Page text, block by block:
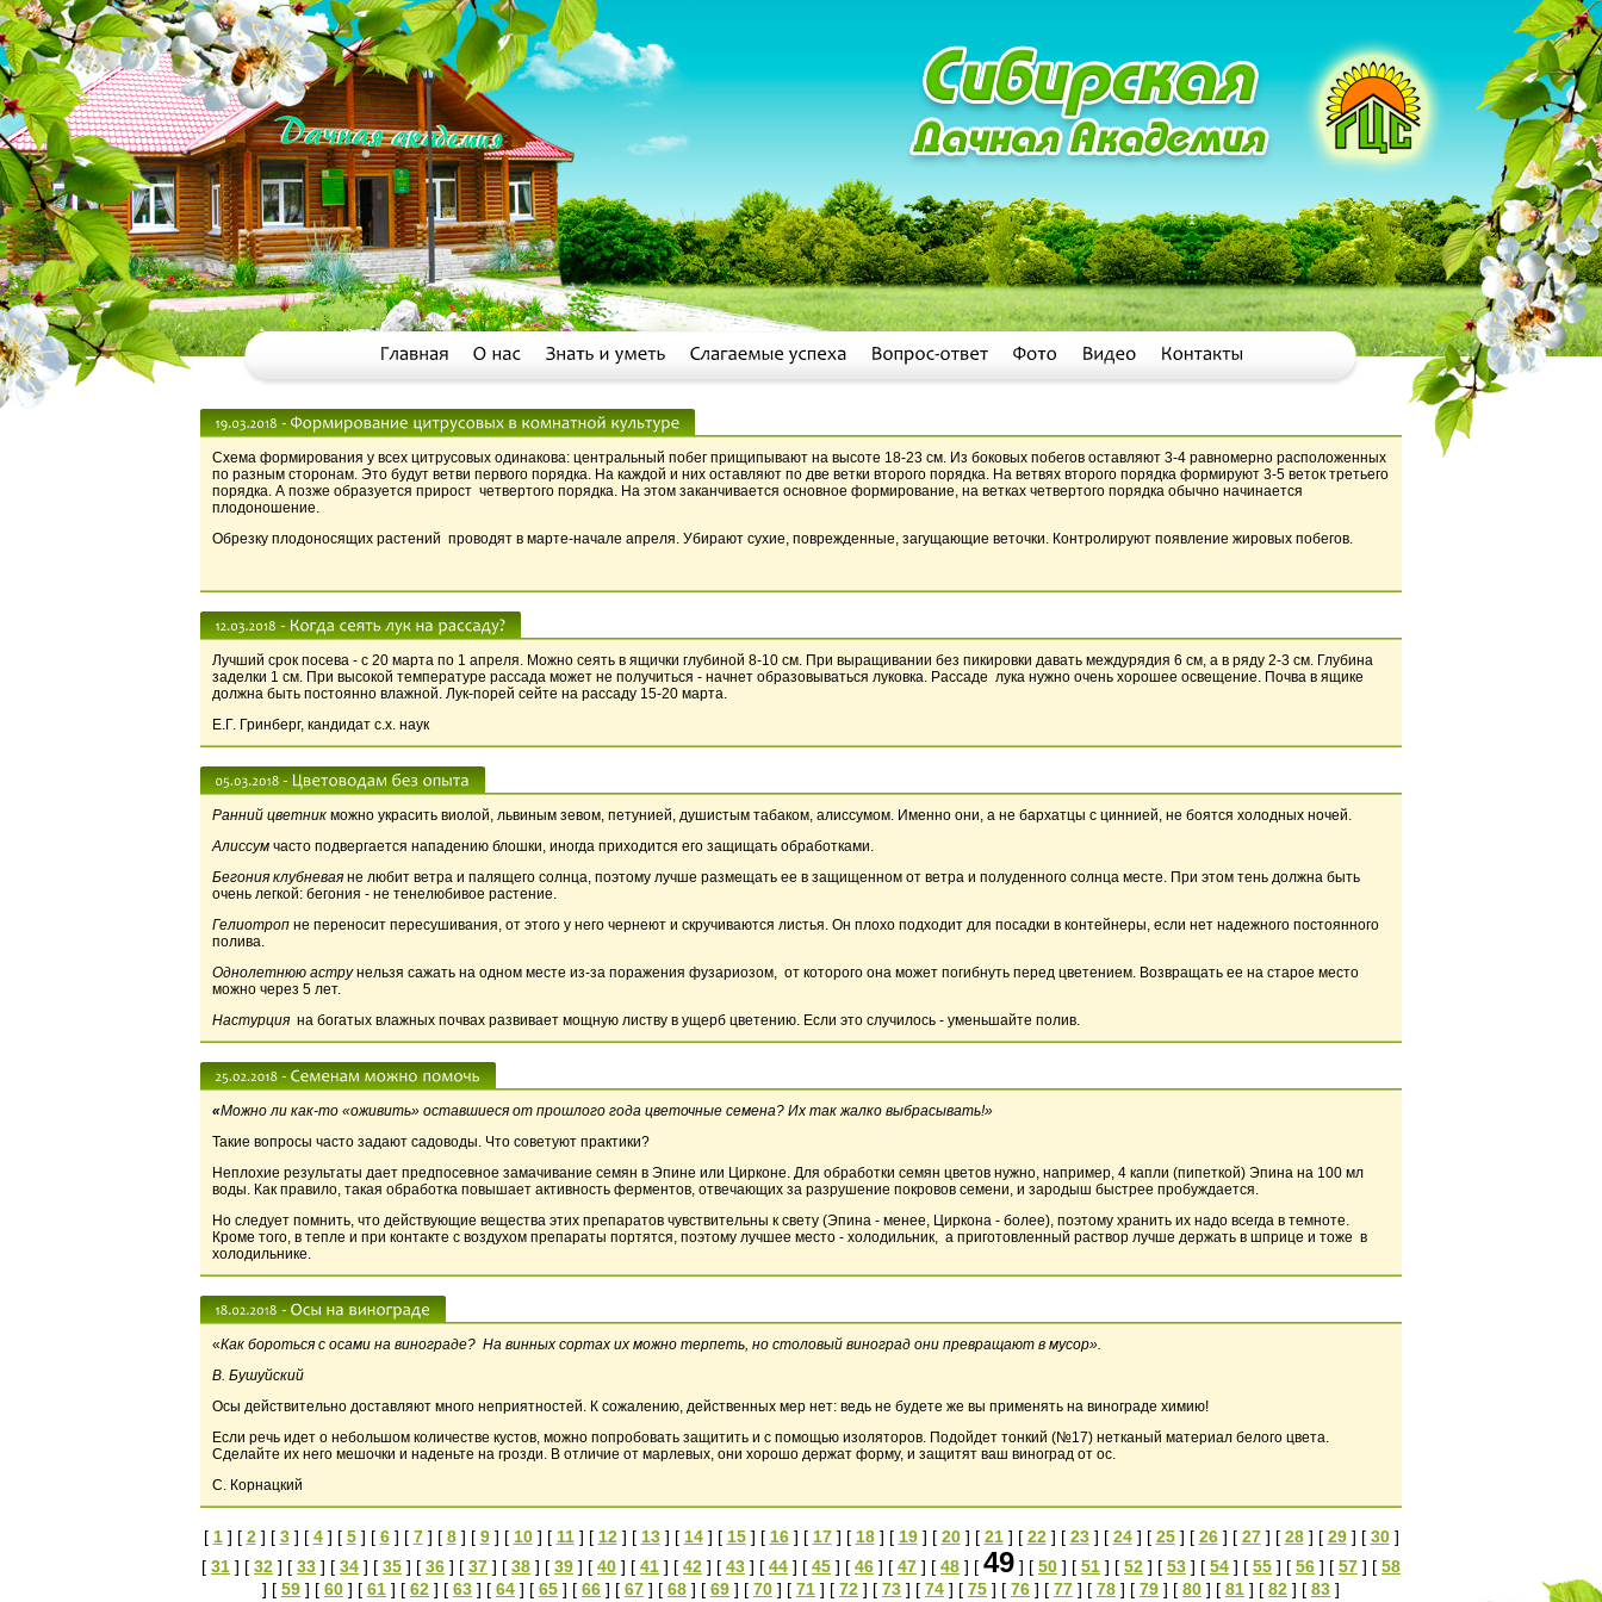
Схема формирования у всех цитрусовых одинакова: центральный побег прищипывают на высоте 18-23 см. Из боковых побегов оставляют 3-4 равномерно расположенных
по разным сторонам. Это будут ветви первого порядка. На каждой и них оставляют по две ветки второго порядка. На ветвях второго порядка формируют 3-5 веток третьего
порядка. А позже образуется прирост четвертого порядка. На этом заканчивается основное формирование, на ветках четвертого порядка обычно начинается
плодоношение.
Обрезку плодоносящих растений проводят в марте-начале апреля. Убирают сухие, поврежденные, загущающие веточки. Контролируют появление жировых побегов.
Лучший срок посева - с 20 марта по 1 апреля. Можно сеять в ящички глубиной 8-10 см. При выращивании без пикировки давать междурядия 6 см, а в ряду 2-3 см. Глубина
заделки 1 см. При высокой температуре рассада может не получиться - начнет образовываться луковка. Рассаде лука нужно очень хорошее освещение. Почва в ящике
должна быть постоянно влажной. Лук-порей сейте на рассаду 15-20 марта.
Е.Г. Гринберг, кандидат с.х. наук
Ранний цветник можно украсить виолой, львиным зевом, петунией, душистым табаком, алиссумом. Именно они, а не бархатцы с циннией, не боятся холодных ночей.
Алиссум часто подвергается нападению блошки, иногда приходится его защищать обработками.
Бегония клубневая не любит ветра и палящего солнца, поэтому лучше размещать ее в защищенном от ветра и полуденного солнца месте. При этом тень должна быть
очень легкой: бегония - не тенелюбивое растение.
Гелиотроп не переносит пересушивания, от этого у него чернеют и скручиваются листья. Он плохо подходит для посадки в контейнеры, если нет надежного постоянного
полива.
Однолетнюю аструнельзя сажать на одном месте из-за поражения фузариозом, от которого она может погибнуть перед цветением. Возвращать ее на старое место
можно через 5 лет.
Настурция на богатых влажных почвах развивает мощную листву в ущерб цветению. Если это случилось - уменьшайте полив.
«Можно ли как-то «оживить» оставшиеся от прошлого года цветочные семена? Их так жалко выбрасывать!»
Такие вопросы часто задают садоводы. Что советуют практики?
Неплохие результаты дает предпосевное замачивание семян в Эпине или Цирконе. Для обработки семян цветов нужно, например, 4 капли (пипеткой) Эпина на 100 мл
воды. Как правило, такая обработка повышает активность ферментов, отвечающих за разрушение покровов семени, и зародыш быстрее пробуждается.
Но следует помнить, что действующие вещества этих препаратов чувствительны к свету (Эпина - менее, Циркона - более), поэтому хранить их надо всегда в темноте.
Кроме того, в тепле и при контакте с воздухом препараты портятся, поэтому лучшее место - холодильник, а приготовленный раствор лучше держать в шприце и тоже в
холодильнике.
«Как бороться с осами на винограде? На винных сортах их можно терпеть, но столовый виноград они превращают в мусор».
В. Бушуйский
Осы действительно доставляют много неприятностей. К сожалению, действенных мер нет: ведь не будете же вы применять на винограде химию!
Если речь идет о небольшом количестве кустов, можно попробовать защитить и с помощью изоляторов. Подойдет тонкий (№17) нетканый материал белого цвета.
Сделайте их него мешочки и наденьте на грозди. В отличие от марлевых, они хорошо держат форму, и защитят ваш виноград от ос.
С. Корнацкий
[ 1] [ 2] [ 3] [ 4] [ 5] [ 6] [ 7] [ 8] [ 9] [ 10] [ 11] [ 12] [ 13] [ 14] [ 15] [ 16] [ 17] [ 18] [ 19] [ 20] [ 21] [ 22] [ 23] [ 24] [ 25] [ 26] [ 27] [ 28] [ 29] [ 30]
[ 31 ] [ 32 ] [ 33 ] [ 34 ] [ 35 ] [ 36 ] [ 37 ] [ 38 ] [ 39 ] [ 40 ] [ 41 ] [ 42 ] [ 43 ] [ 44 ] [ 45 ] [ 46 ] [ 47 ] [ 48 ] [ 49 ] [ 50 ] [ 51 ] [ 52 ] [ 53 ] [ 54 ] [ 55 ] [ 56 ] [ 57 ] [ 58
] [ 59 ] [ 60 ] [ 61 ] [ 62 ] [ 63 ] [ 64 ] [ 65 ] [ 66 ] [ 67 ] [ 68 ] [ 69 ] [ 70 ] [ 71 ] [ 72 ] [ 73 ] [ 74 ] [ 75 ] [ 76 ] [ 77 ] [ 78 ] [ 79 ] [ 80 ] [ 81 ] [ 82 ] [ 83 ]